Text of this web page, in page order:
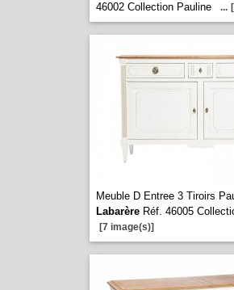
46002 Collection Pauline
...
Meuble D Entree 3 Tiroirs
LabarèreRéf. 46005
[7 image(s)]